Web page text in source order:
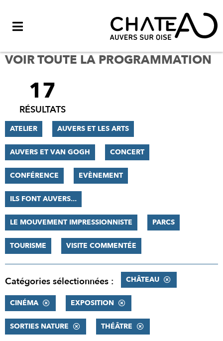
VOIR TOUTE LA PROGRAMMATION
FILTRER
RÉSULTATS
17
RÉSULTATS
ATELIER AUVERS ET LES ARTS
AUVERS ET VAN GOGH CONCERT
CONFÉRENCE EVÈNEMENT
ILS FONT AUVERS...
LE MOUVEMENT IMPRESSIONNISTE PARCS
TOURISME VISITE COMMENTÉE
Catégories sélectionnées : CHÂTEAU
CINÉMA EXPOSITION
SORTIES NATURE THÉÂTRE